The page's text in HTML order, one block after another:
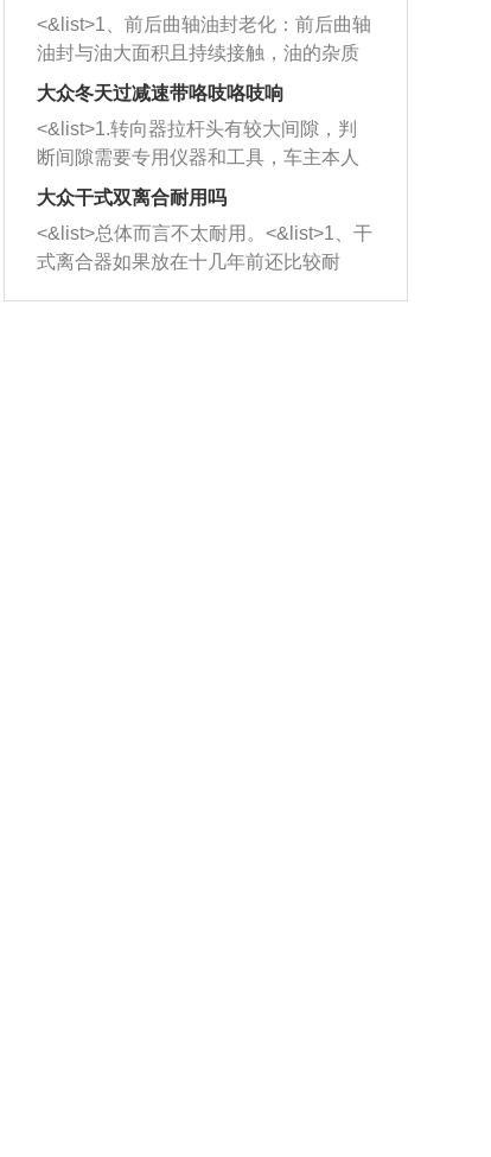
西取出来。但如果是因为积碳过多引起
的堵塞，就需要将三元催化器泡在草酸
洗剂对堵塞的情况得到解决，将清洗剂
放在燃油箱中，与燃油混合后，车辆启
动时，就可以和汽油一起进入到燃烧
室，最后形成废气排出，就可以让三元
催化器得到清洗，排气管堵塞的情况就
能够得到解决。
一圈半的练习，往右同样也要打相同的
圈数。 <&list>3、最后强调要反复练
习，这样就可以形成肌肉记忆，在真实
驾驶车辆时，不需要记忆也能打好方
向。
<&list>1、前后曲轴油封老化：前后曲轴
油封与油大面积且持续接触，油的杂质
和发动机内持续温度变化使其密封效果
逐渐减弱，导致渗油或漏油。<&list>2、
活塞间隙过大：积碳会使活塞环与缸体
的间隙扩大，导致机油流入燃烧室中，
造成烧机油。<&list>3、机油粘度。使用
机油粘度过小的话，同样会有烧机油现
象，机油粘度过小具有很好的流动性，
大众冬天过减速带咯吱咯吱响
<&list>1.转向器拉杆头有较大间隙，判
断间隙需要专用仪器和工具，车主本人
无法制作，需要将车辆送到修理厂或4s
店；<&list>2.车辆半轴套管防尘罩破
裂，破裂后会出现漏油现象，使半轴磨
损严重，磨损的半轴容易损坏，产生异
响；<&list>3.稳定器的转向胶套和球头
大众干式双离合耐用吗
<&list>总体而言不太耐用。<&list>1、干
式离合器如果放在十几年前还比较耐